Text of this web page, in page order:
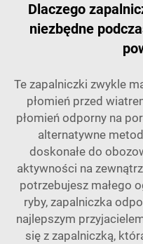
Dlaczego
niezbędne
Te zapalniczki zwykle
płomień przed
płomień odporny na
alternatywne
doskonałe do
aktywności na
potrzebujesz małego
ryby, zapalniczka
najlepszym
się z zapalniczką,